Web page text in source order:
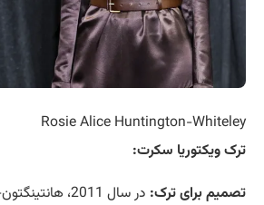
Rosie Alice Huntington-Whiteley
ترک ویکتوریا سکرت:
تصمیم برای ترک:
در سال 2011،